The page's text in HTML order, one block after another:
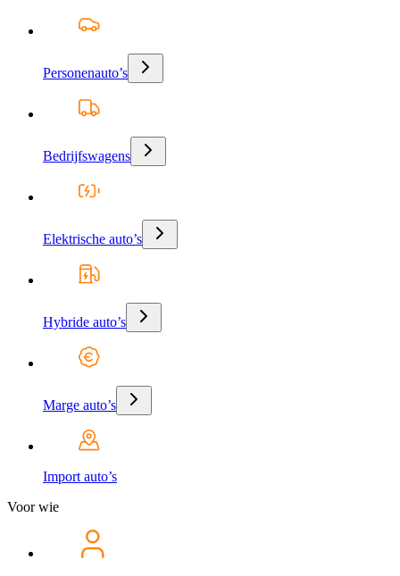
Personenauto’s
Bedrijfswagens
Elektrische auto’s
Hybride auto’s
Marge auto’s
Import auto’s
Voor wie